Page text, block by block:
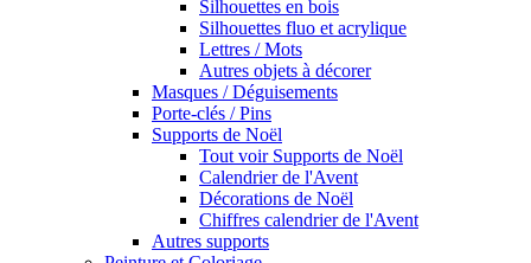
Silhouettes en bois
Silhouettes fluo et acrylique
Lettres / Mots
Autres objets à décorer
Masques / Déguisements
Porte-clés / Pins
Supports de Noël
Tout voir Supports de Noël
Calendrier de l'Avent
Décorations de Noël
Chiffres calendrier de l'Avent
Autres supports